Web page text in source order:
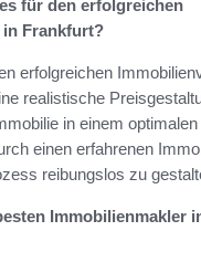
für den erfolgreichen
Frankfurt?
erfolgreichen
realistische
in einem
einen erfahrenen
reibungslos zu
Immobilienmakler